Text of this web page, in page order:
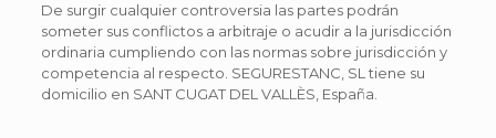
De surgir cualquier controversia las partes podrán
someter sus conflictos a arbitraje o acudir a la jurisdicción
ordinaria cumpliendo con las normas sobre jurisdicción y
competencia al respecto. SEGURESTANC, SL tiene su
domicilio en SANT CUGAT DEL VALLÈS, España.